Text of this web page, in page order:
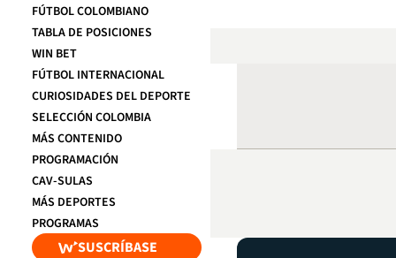
FÚTBOL COLOMBIANO
TABLA DE POSICIONES
WIN BET
FÚTBOL INTERNACIONAL
CURIOSIDADES DEL DEPORTE
SELECCIÓN COLOMBIA
MÁS CONTENIDO
PROGRAMACIÓN
CAV-SULAS
MÁS DEPORTES
PROGRAMAS
SUSCRÍBASE